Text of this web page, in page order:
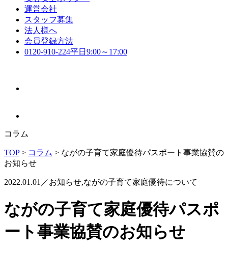
運営会社
スタッフ募集
法人様へ
会員登録方法
0120-910-224平日9:00～17:00
コラム
TOP> コラム > ながの子育て家庭優待パスポート事業協賛の
お知らせ
2022.01.01／お知らせ,ながの子育て家庭優待について
ながの子育て家庭優待パスポ
ート事業協賛のお知らせ